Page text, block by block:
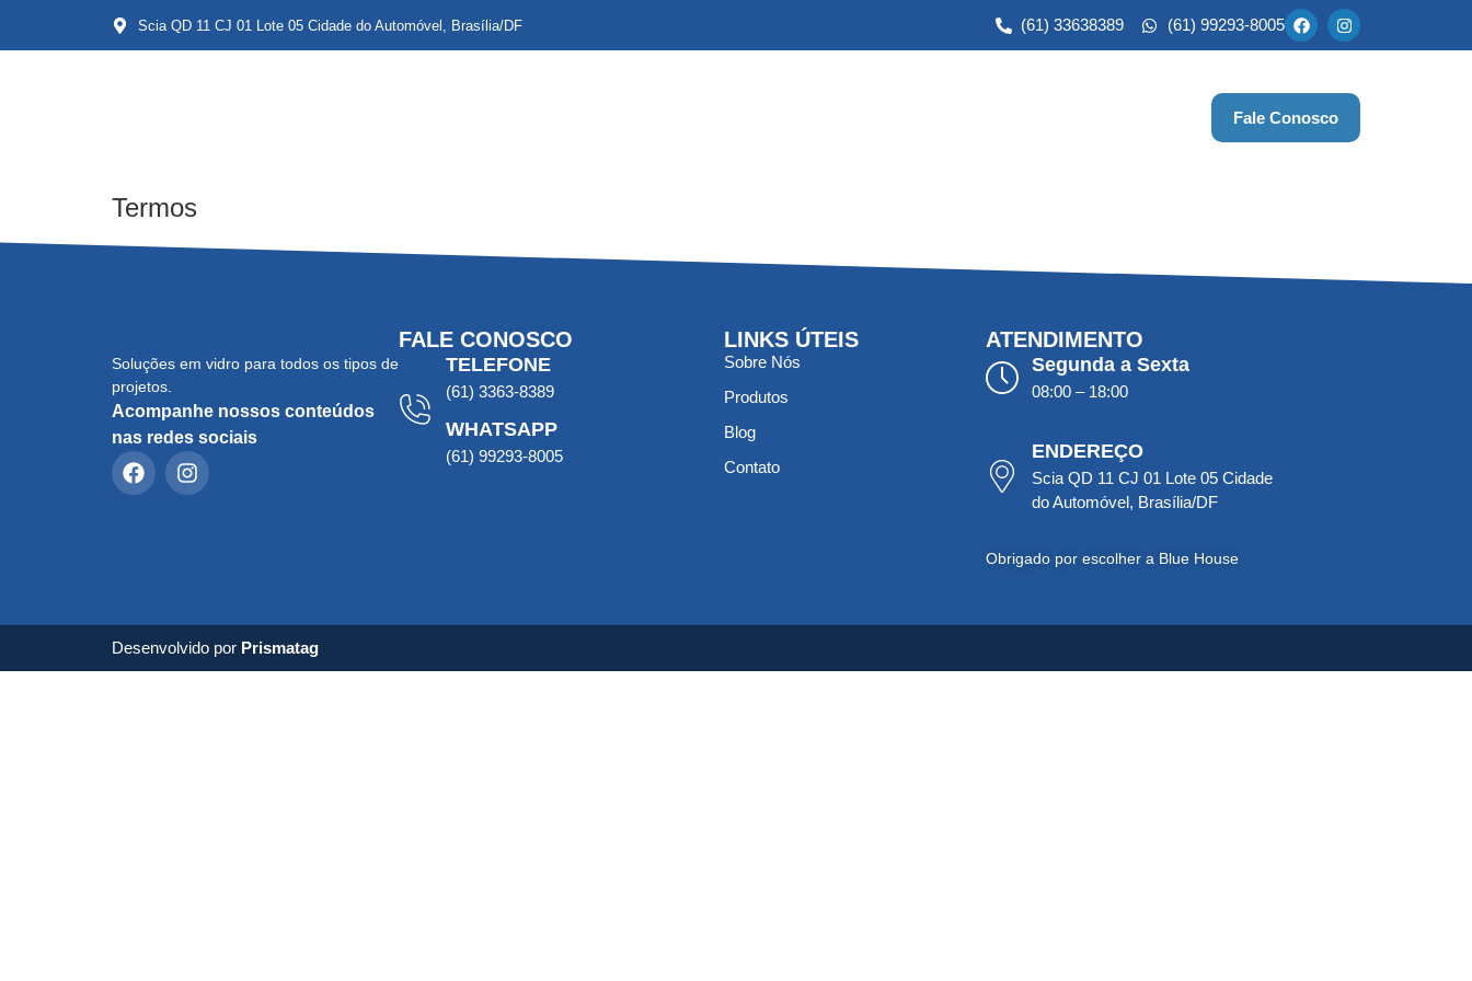
Scia QD 11 CJ 01 Lote 05 Cidade do Automóvel, Brasília/DF (61) 33638389 (61) 99293-8005
Fale Conosco
Termos
Soluções em vidro para todos os tipos de
projetos.
Acompanhe nossos conteúdos
nas redes sociais
FALE CONOSCO
TELEFONE
(61) 3363-8389
WHATSAPP
(61) 99293-8005
LINKS ÚTEIS
Sobre Nós
Produtos
Blog
Contato
ATENDIMENTO
Segunda a Sexta
08:00 – 18:00
ENDEREÇO
Scia QD 11 CJ 01 Lote 05 Cidade
do Automóvel, Brasília/DF
Obrigado por escolher a Blue House
Desenvolvido por Prismatag